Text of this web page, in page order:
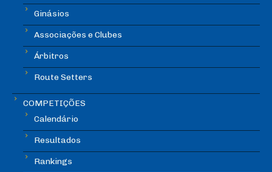
Ginásios
Associações e Clubes
Árbitros
Route Setters
COMPETIÇÕES
Calendário
Resultados
Rankings